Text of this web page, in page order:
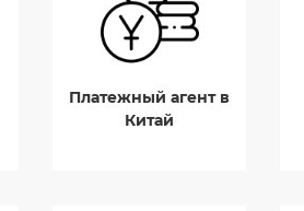
Платежный агент в
Китай